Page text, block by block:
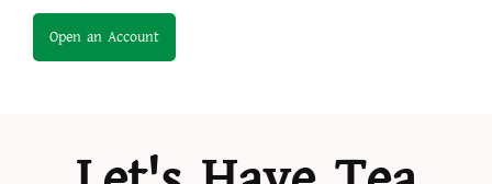
Open an Account